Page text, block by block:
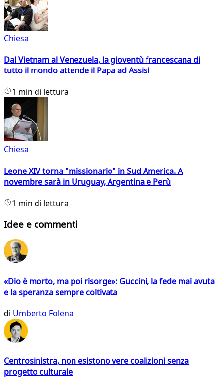
Chiesa
Dal Vietnam al Venezuela, la gioventù francescana di
tutto il mondo attende il Papa ad Assisi
1 min di lettura
Chiesa
Leone XIV torna "missionario" in Sud America. A
novembre sarà in Uruguay, Argentina e Perù
1 min di lettura
Idee e commenti
«Dio è morto, ma poi risorge»: Guccini, la fede mai avuta
e la speranza sempre coltivata
di Umberto Folena
Centrosinistra, non esistono vere coalizioni senza
progetto culturale